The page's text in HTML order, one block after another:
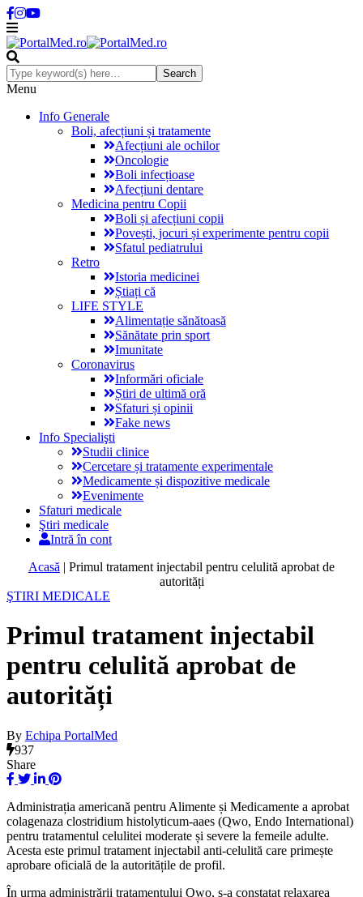
Menu
Info Generale
Boli, afecțiuni și tratamente
Afecțiuni ale ochilor
Oncologie
Boli infecțioase
Afecțiuni dentare
Medicina pentru Copii
Boli și afecțiuni copii
Povești, jocuri și experimente pentru copii
Sfatul pediatrului
Retro
Istoria medicinei
Știați că
LIFE STYLE
Alimentație sănătoasă
Sănătate prin sport
Imunitate
Coronavirus
Informări oficiale
Știri de ultimă oră
Sfaturi și opinii
Fake news
Info Specialişti
Studii clinice
Cercetare și tratamente experimentale
Medicamente și dispozitive medicale
Evenimente
Sfaturi medicale
Ştiri medicale
Intră în cont
Acasă | Primul tratament injectabil pentru celulită aprobat de
autorități
ŞTIRI MEDICALE
Primul tratament injectabil
pentru celulită aprobat de
autorități
By Echipa PortalMed
937
Share
Administrația americană pentru Alimente și Medicamente a aprobat
colagenaza clostridium histolyticum-aaes (Qwo, Endo International)
pentru tratamentul celulitei moderate și severe la femeile adulte.
Acesta este primul tratament injectabil anti-celulită care primește
aprobare oficială de la autoritățile de profil.
În urma administrării tratamentului Qwo, s-a constatat relaxarea